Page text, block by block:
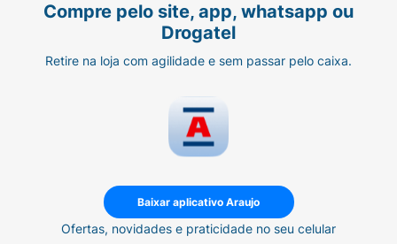
Compre pelo site, app, whatsapp ou
Drogatel
Retire na loja com agilidade e sem passar pelo caixa.
Baixar aplicativo Araujo
Ofertas, novidades e praticidade no seu celular